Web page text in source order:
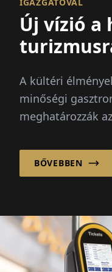
Új vízió a
A kültéri
minőségi
meghatározzák
BŐVEBBEN